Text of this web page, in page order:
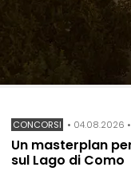
CONCORSI • 04.08.2026 •
Un masterplan
sul Lago di Como